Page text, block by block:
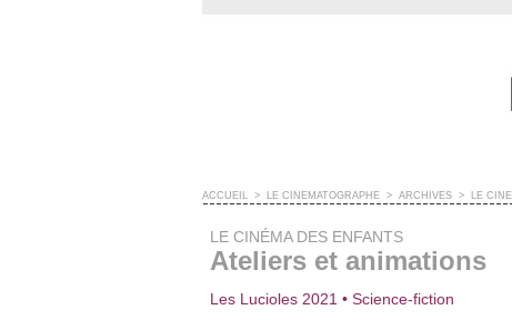
ACCUEIL > LE CINÉMATOGRAPHE > ARCHIVES > LE
LE CINÉMA DES ENFANTS
Ateliers et animations
Les Lucioles 2021 • Science-fiction